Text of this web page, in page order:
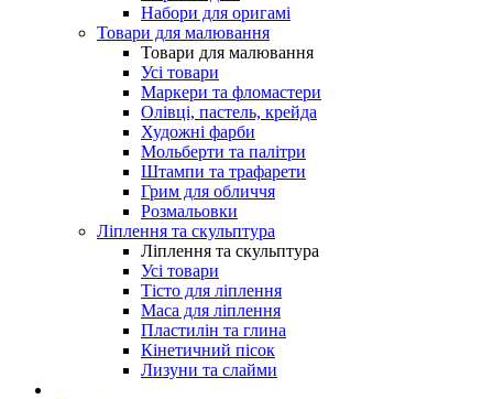
Набори для оригамі
Товари для малювання
Товари для малювання
Усі товари
Маркери та фломастери
Олівці, пастель, крейда
Художні фарби
Мольберти та палітри
Штампи та трафарети
Грим для обличчя
Розмальовки
Ліплення та скульптура
Ліплення та скульптура
Усі товари
Тісто для ліплення
Маса для ліплення
Пластилін та глина
Кінетичний пісок
Лизуни та слайми